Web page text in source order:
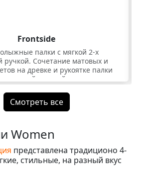
Frontside
палки с мягкой 2-х
ручкой. Сочетание матовых и
на древке и рукоятке палки
дизайн.
Смотреть все
Women
представлена традиционо 4-
стильные, на разный вкус